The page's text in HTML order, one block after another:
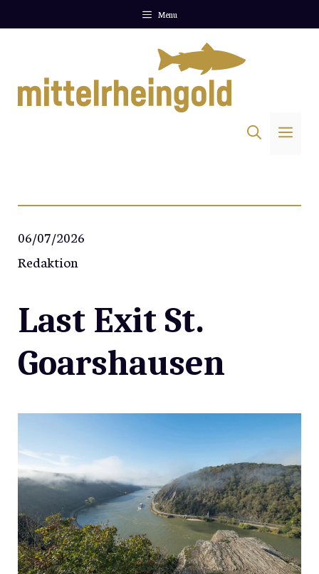
Menu
06/07/2026
Redaktion
Last Exit St.
Goarshausen